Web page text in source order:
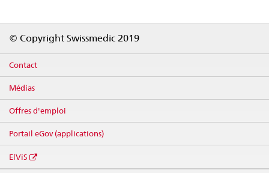
© Copyright Swissmedic 2019
Contact
Médias
Offres d'emploi
Portail eGov (applications)
ElViS